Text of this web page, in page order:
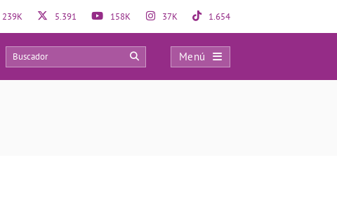
239K 5.391 158K 37K 1.654
Menú
0